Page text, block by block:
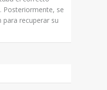
Posteriormente, se
para recuperar su